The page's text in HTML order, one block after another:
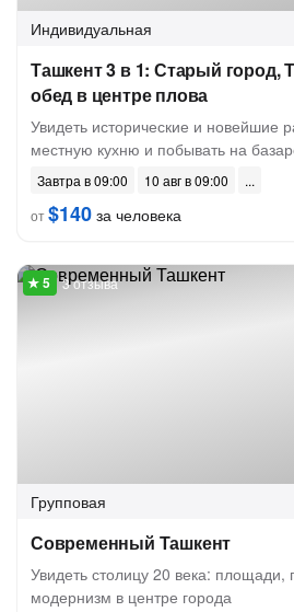
Индивидуальная
Ташкент 3 в 1: Старый город,
обед в центре плова
Увидеть исторические и новейшие
местную кухню и побывать на
Завтра в 09:00
10 авг в 09:00
от$140 за человека
3 отзыва
Групповая
Современный Ташкент
Увидеть столицу 20 века: площади,
модернизм в центре города